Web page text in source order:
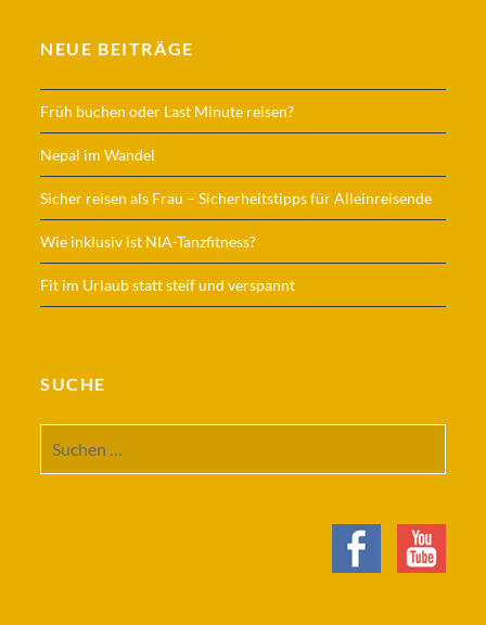
NEUE BEITRÄGE
Früh buchen oder Last Minute reisen?
Nepal im Wandel
Sicher reisen als Frau – Sicherheitstipps für Alleinreisende
Wie inklusiv ist NIA-Tanzfitness?
Fit im Urlaub statt steif und verspannt
SUCHE
nach: